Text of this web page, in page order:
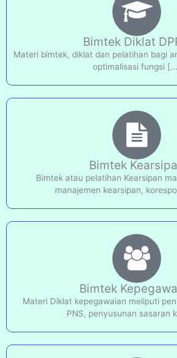
Bimtek Diklat
Materi bimtek, diklat dan pelatihan bagi
optimalisasi fungsi
Bimtek
Bimtek atau pelatihan Kearsipan
manajemen kearsipan,
Bimtek
Materi Diklat kepegawaian meliputi
PNS, penyusunan sasaran